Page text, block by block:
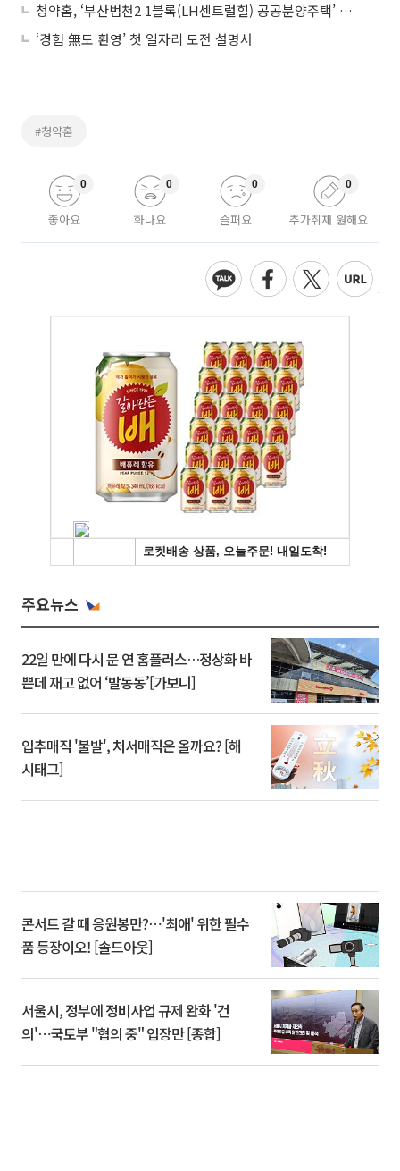
청약홈, ‘부산범천2 1블록(LH센트럴힐) 공공분양주택’ 등 아파트 청약 당첨자 발표
‘경험 無도 환영’ 첫 일자리 도전 설명서
#청약홈
좋아요
0
화나요
0
슬퍼요
0
추가취재 원해요
0
주요뉴스
22일 만에 다시 문 연 홈플러스…정상화 바
쁜데 재고 없어 ‘발동동’[가보니]
입추매직 '불발', 처서매직은 올까요? [해
시태그]
콘서트 갈 때 응원봉만?⋯'최애' 위한 필수
품 등장이오! [솔드아웃]
서울시, 정부에 정비사업 규제 완화 '건
의'⋯국토부 "협의 중" 입장만 [종합]